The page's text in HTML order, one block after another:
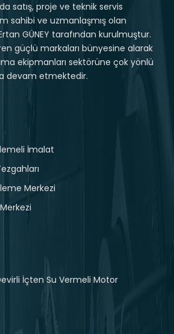
satış, proje ve teknik servis
sahibi ve uzmanlaşmış olan
GÜNEY tarafından kurulmuştur.
güçlü markaları bünyesine alarak
ekipmanları sektörüne çok yönlü
devam etmektedir.
İmalat
Merkezi
İçten Su Vermeli Motor